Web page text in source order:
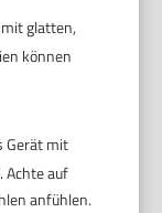
glatten,
können
Gerät mit
Achte auf
anfühlen.